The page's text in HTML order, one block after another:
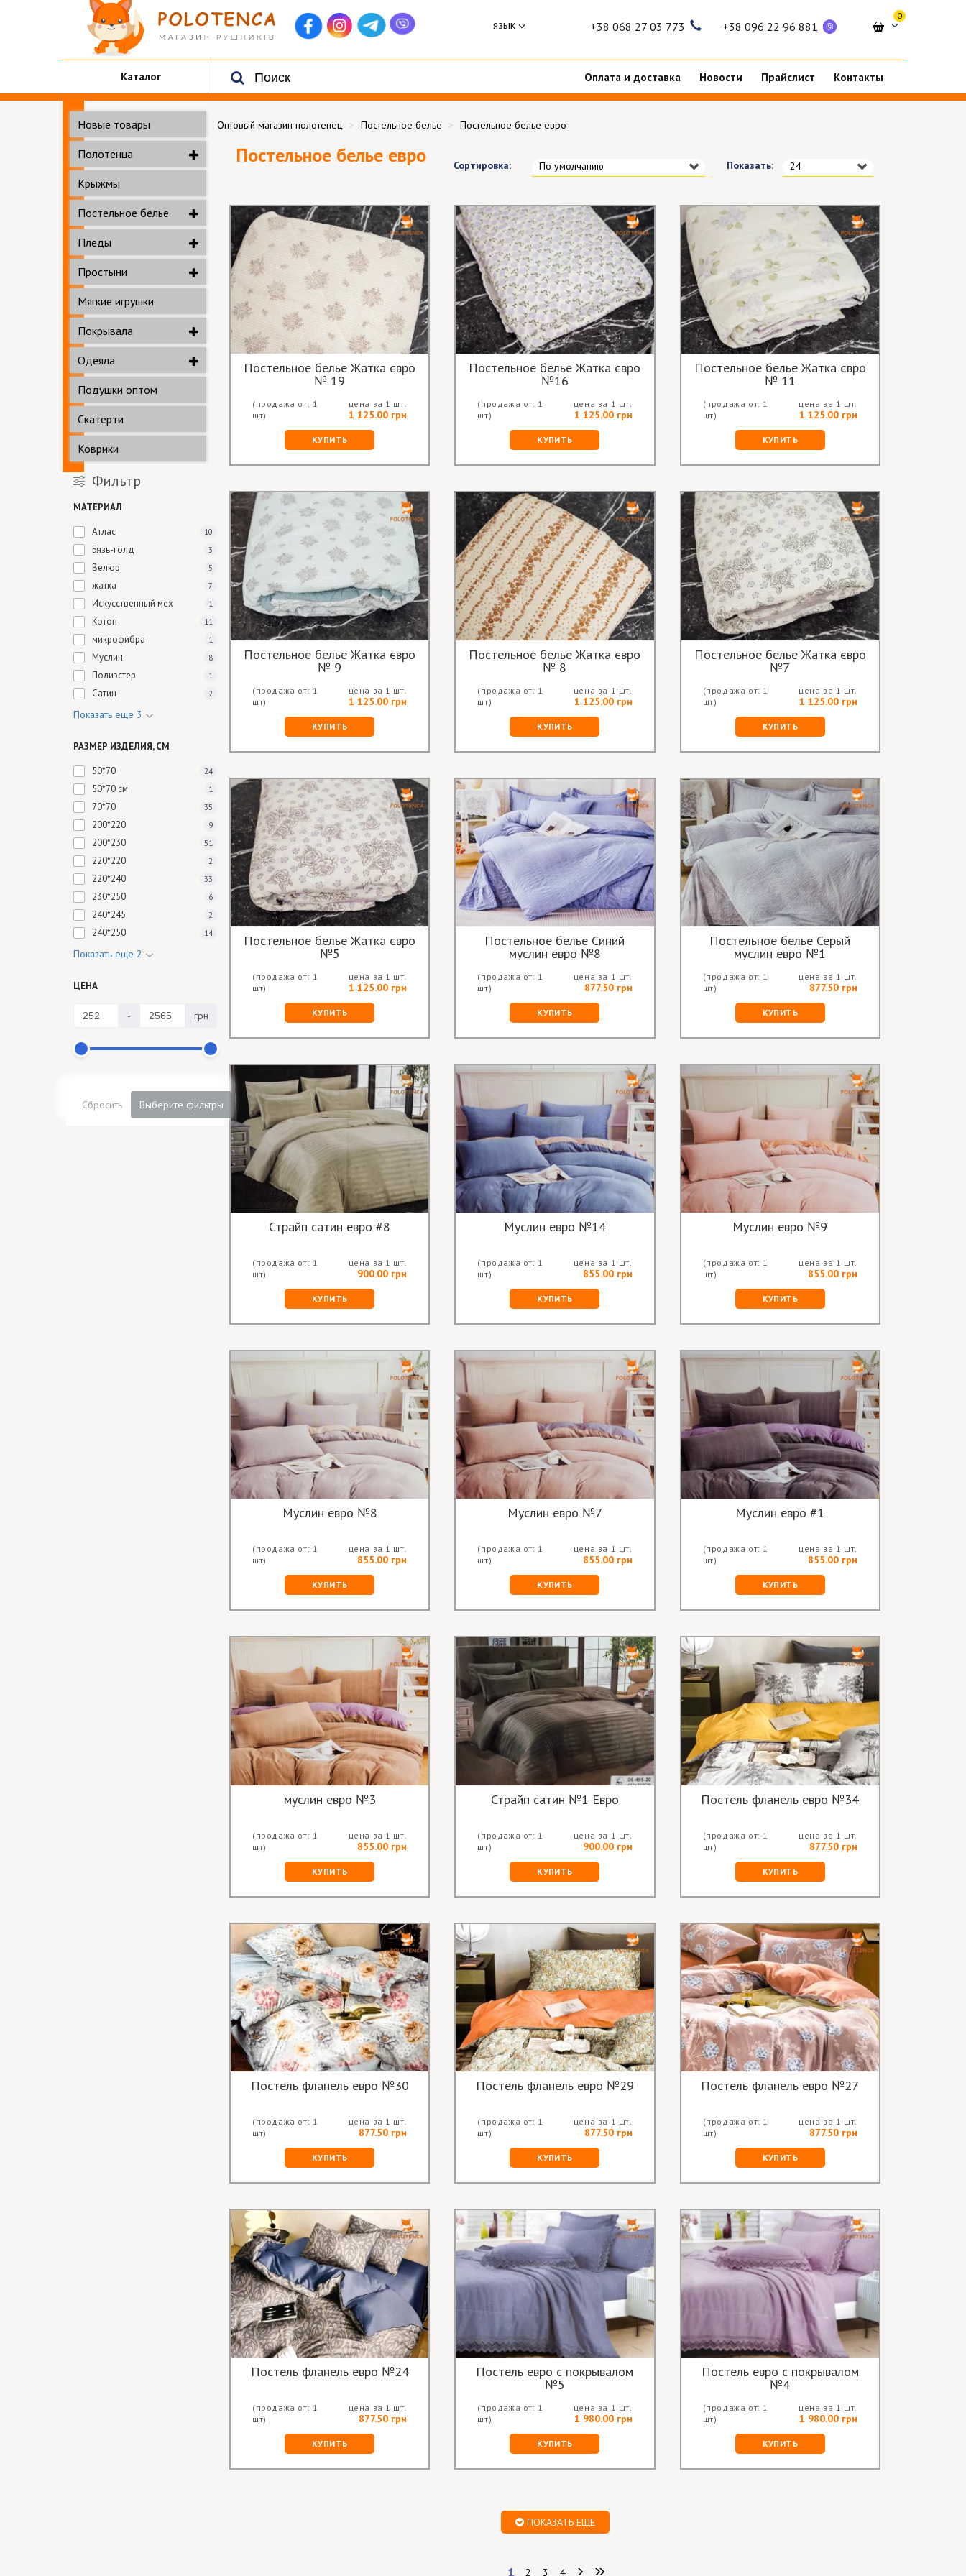
язык +38 068 27 03 773 +38 096 22 96 881
0
Каталог Оплата и доставка Новости Прайслист Контакты
Новые товары
Полотенца
Крыжмы
Постельное белье
Пледы
Простыни
Мягкие игрушки
Покрывала
Одеяла
Подушки оптом
Скатерти
Коврики
Фильтр
МАТЕРИАЛ
Атлас
10
Бязь-голд 3
Велюр 5
жатка 7
Искусственный мех 1
Котон 11
микрофибра 1
Муслин 8
Полиэстер 1
Сатин 2
Показать еще 3
РАЗМЕР ИЗДЕЛИЯ, СМ
50*70
24
50*70 см 1
70*70 35
200*220 9
200*230 51
220*220 2
220*240 33
230*250 6
240*245 2
240*250 14
Показать еще 2
ЦЕНА
- грн
Сбросить Выберите фильтры
Оптовый магазин полотенец Постельное белье Постельное белье евро
Постельное белье евро Сортировка: По умолчанию Показать: 24
Постельное белье Жатка євро
№ 19
(продажа от: 1
шт)
цена за 1 шт.
1 125.00 грн
КУПИТЬ
Постельное белье Жатка євро
№16
(продажа от: 1
шт)
цена за 1 шт.
1 125.00 грн
КУПИТЬ
Постельное белье Жатка євро
№ 11
(продажа от: 1
шт)
цена за 1 шт.
1 125.00 грн
КУПИТЬ
Постельное белье Жатка євро
№ 9
(продажа от: 1
шт)
цена за 1 шт.
1 125.00 грн
КУПИТЬ
Постельное белье Жатка євро
№ 8
(продажа от: 1
шт)
цена за 1 шт.
1 125.00 грн
КУПИТЬ
Постельное белье Жатка євро
№7
(продажа от: 1
шт)
цена за 1 шт.
1 125.00 грн
КУПИТЬ
Постельное белье Жатка євро
№5
(продажа от: 1
шт)
цена за 1 шт.
1 125.00 грн
КУПИТЬ
Постельное белье Синий
муслин евро №8
(продажа от: 1
шт)
цена за 1 шт.
877.50 грн
КУПИТЬ
Постельное белье Серый
муслин евро №1
(продажа от: 1
шт)
цена за 1 шт.
877.50 грн
КУПИТЬ
Страйп сатин евро #8
(продажа от: 1
шт)
цена за 1 шт.
900.00 грн
КУПИТЬ
Муслин евро №14
(продажа от: 1
шт)
цена за 1 шт.
855.00 грн
КУПИТЬ
Муслин евро №9
(продажа от: 1
шт)
цена за 1 шт.
855.00 грн
КУПИТЬ
Муслин евро №8
(продажа от: 1
шт)
цена за 1 шт.
855.00 грн
КУПИТЬ
Муслин евро №7
(продажа от: 1
шт)
цена за 1 шт.
855.00 грн
КУПИТЬ
Муслин евро #1
(продажа от: 1
шт)
цена за 1 шт.
855.00 грн
КУПИТЬ
муслин евро №3
(продажа от: 1
шт)
цена за 1 шт.
855.00 грн
КУПИТЬ
Страйп сатин №1 Евро
(продажа от: 1
шт)
цена за 1 шт.
900.00 грн
КУПИТЬ
Постель фланель евро №34
(продажа от: 1
шт)
цена за 1 шт.
877.50 грн
КУПИТЬ
Постель фланель евро №30
(продажа от: 1
шт)
цена за 1 шт.
877.50 грн
КУПИТЬ
Постель фланель евро №29
(продажа от: 1
шт)
цена за 1 шт.
877.50 грн
КУПИТЬ
Постель фланель евро №27
(продажа от: 1
шт)
цена за 1 шт.
877.50 грн
КУПИТЬ
Постель фланель евро №24
(продажа от: 1
шт)
цена за 1 шт.
877.50 грн
КУПИТЬ
Постель евро с покрывалом
№5
(продажа от: 1
шт)
цена за 1 шт.
1 980.00 грн
КУПИТЬ
Постель евро с покрывалом
№4
(продажа от: 1
шт)
цена за 1 шт.
1 980.00 грн
КУПИТЬ
ПОКАЗАТЬ ЕЩЕ
1 2 3 4